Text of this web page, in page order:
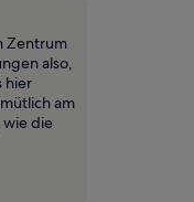
Zentrum
also,
hier
am
die